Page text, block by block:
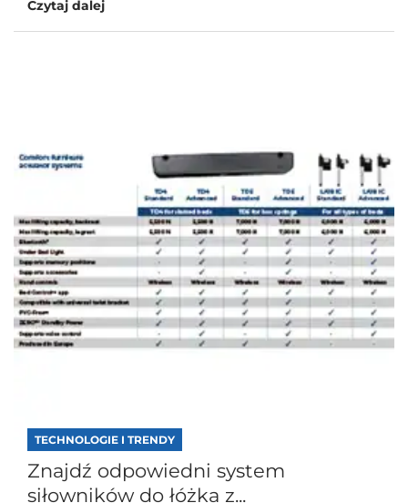
Czytaj dalej
TECHNOLOGIE I TRENDY
Znajdź odpowiedni system
siłowników do łóżka z...